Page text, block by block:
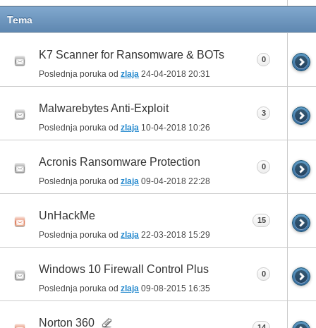
Tema
K7 Scanner for Ransomware & BOTs
Poslednja poruka od zlaja 24-04-2018 20:31
0
Malwarebytes Anti-Exploit
Poslednja poruka od zlaja 10-04-2018 10:26
3
Acronis Ransomware Protection
Poslednja poruka od zlaja 09-04-2018 22:28
0
UnHackMe
Poslednja poruka od zlaja 22-03-2018 15:29
15
Windows 10 Firewall Control Plus
Poslednja poruka od zlaja 09-08-2015 16:35
0
Norton 360